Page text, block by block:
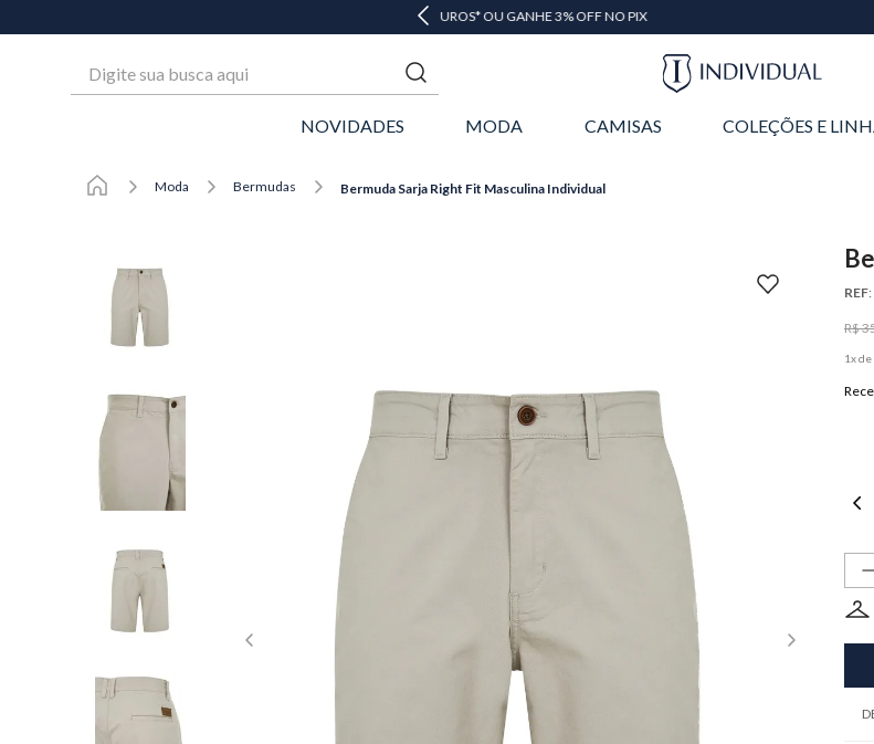
CASHBACK DE 15% EM TODAS AS COMPRAS
NOVIDADES MODA CAMISAS COLEÇÕES E
Moda Bermudas Bermuda Sarja Right Fit Masculina Individual
REF:
R$
1x de